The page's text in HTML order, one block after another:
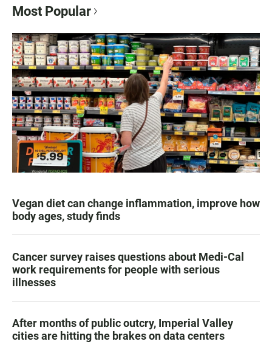
Most Popular
Vegan diet can change inflammation, improve how
body ages, study finds
Cancer survey raises questions about Medi-Cal
work requirements for people with serious
illnesses
After months of public outcry, Imperial Valley
cities are hitting the brakes on data centers